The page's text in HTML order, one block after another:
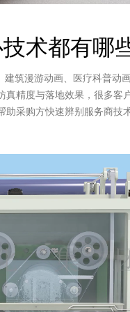
术都有哪
建筑漫游动画、医疗科普动
精度与落地效果，很多客
助采购方快速辨别服务商技